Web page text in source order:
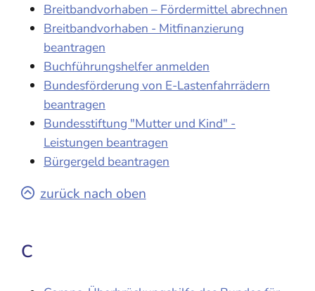
Breitbandvorhaben – Fördermittel abrechnen
Breitbandvorhaben - Mitfinanzierung
beantragen
Buchführungshelfer anmelden
Bundesförderung von E-Lastenfahrrädern
beantragen
Bundesstiftung "Mutter und Kind" -
Leistungen beantragen
Bürgergeld beantragen
zurück nach oben
C